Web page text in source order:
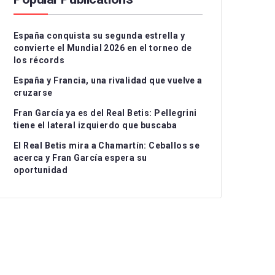
CD Teruel
CE Sabadell
CA Osasuna B
FC Barcelona Atlètic
CD Alcoyano
CD Atlético Baleares
Atlético de Madrid B
Recreativo Granada
Ligue 1
España conquista su segunda estrella y
convierte el Mundial 2026 en el torneo de
los récords
España y Francia, una rivalidad que vuelve a
cruzarse
Fran García ya es del Real Betis: Pellegrini
tiene el lateral izquierdo que buscaba
El Real Betis mira a Chamartín: Ceballos se
acerca y Fran García espera su
oportunidad